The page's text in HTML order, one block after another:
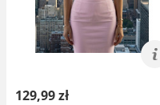
129,99 zł